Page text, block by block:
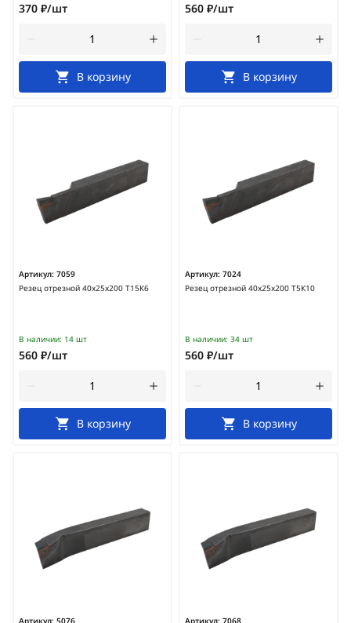
370 ₽/шт
В корзину
560 ₽/шт
В корзину
Артикул: 7059
Резец отрезной 40х25х200 Т15К6
В наличии: 14 шт
560 ₽/шт
В корзину
Артикул: 7024
Резец отрезной 40х25х200 Т5К10
В наличии: 34 шт
560 ₽/шт
В корзину
Артикул: 5076
Артикул: 7068